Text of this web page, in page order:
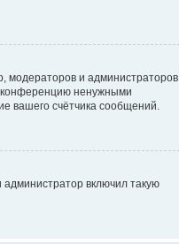
и администраторов.
конференцию ненужными
вашего счётчика сообщений.
включил такую